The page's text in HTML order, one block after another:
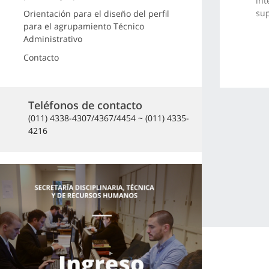
Orientación para el diseño del perfil
para el agrupamiento Técnico
Administrativo
Contacto
Teléfonos de contacto
(011) 4338-4307/4367/4454 ~ (011) 4335-
4216